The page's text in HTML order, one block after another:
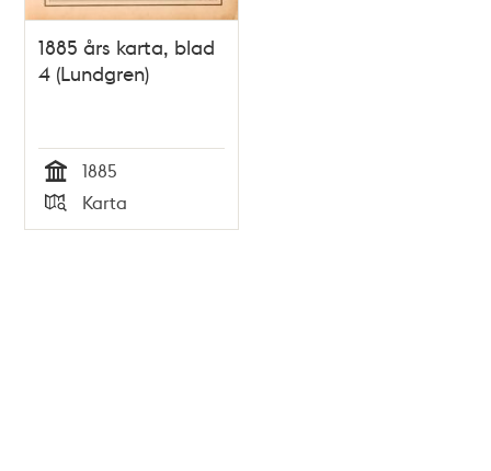
1885 års karta, blad
4 (Lundgren)
Tid
1885
Typ
Karta